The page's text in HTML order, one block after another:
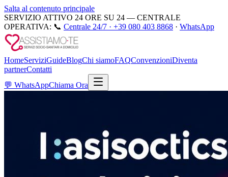
Salta al contenuto principale
SERVIZIO ATTIVO 24 ORE SU 24 — CENTRALE
OPERATIVA: 📞 Centrale 24/7 · +39 080 403 8868 · WhatsApp
HomeServiziGuideBlogChi siamoFAQConvenzioniDiventa
partnerContatti
💬 WhatsAppChiama Ora